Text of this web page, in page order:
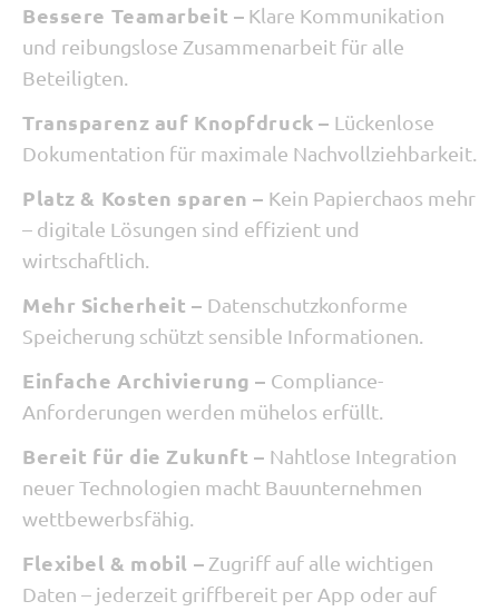
Bessere Teamarbeit – Klare Kommunikation
und reibungslose Zusammenarbeit für alle
Beteiligten.
Transparenz auf Knopfdruck – Lückenlose
Dokumentation für maximale Nachvollziehbarkeit.
Platz & Kosten sparen – Kein Papierchaos mehr
– digitale Lösungen sind effizient und
wirtschaftlich.
Mehr Sicherheit – Datenschutzkonforme
Speicherung schützt sensible Informationen.
Einfache Archivierung – Compliance-
Anforderungen werden mühelos erfüllt.
Bereit für die Zukunft – Nahtlose Integration
neuer Technologien macht Bauunternehmen
wettbewerbsfähig.
Flexibel & mobil – Zugriff auf alle wichtigen
Daten – jederzeit griffbereit per App oder auf